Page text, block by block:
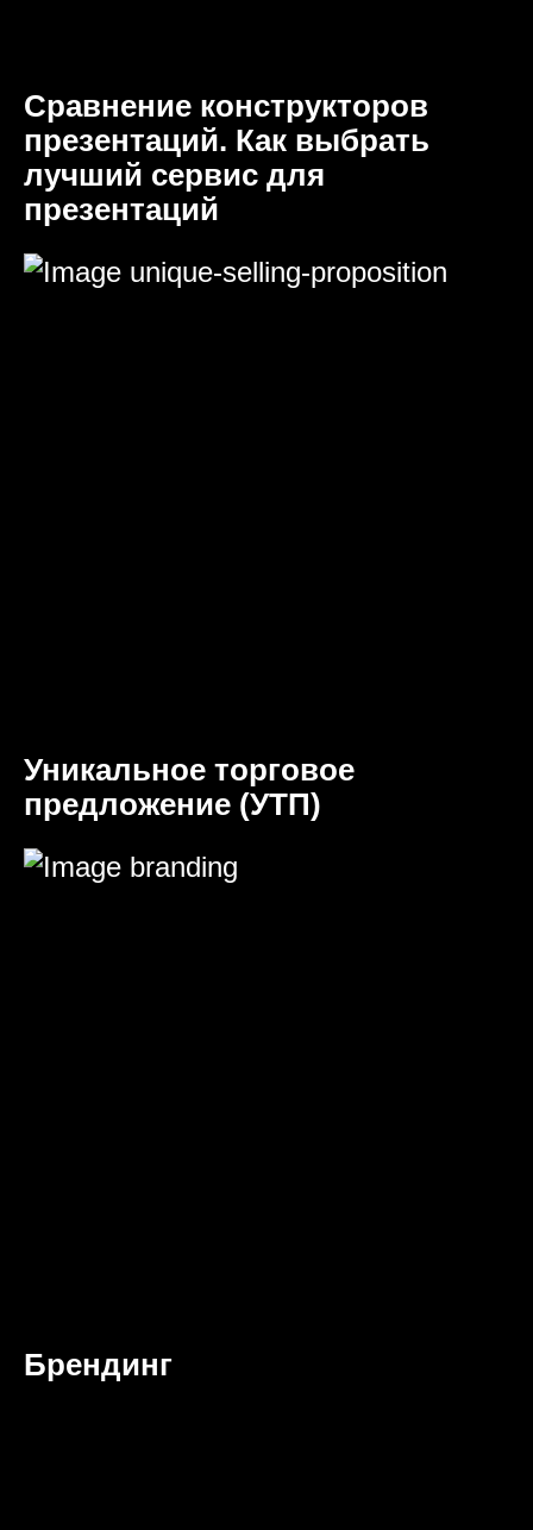
Сравнение конструкторов
презентаций. Как выбрать
лучший сервис для
презентаций
Уникальное торговое
предложение (УТП)
Брендинг